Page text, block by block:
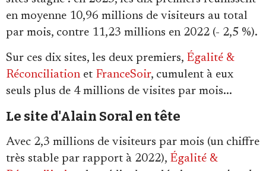
en moyenne 10,96 millions de visiteurs au total
par mois, contre 11,23 millions en 2022 (- 2,5 %).
Sur ces dix sites, les deux premiers, Égalité &
Réconciliationet FranceSoir, cumulent à eux
seuls plus de 4 millions de visites par mois...
Le site d'Alain Soral en tête
Avec 2,3 millions de visiteurs par mois (un chiffre
très stable par rapport à 2022), Égalité &